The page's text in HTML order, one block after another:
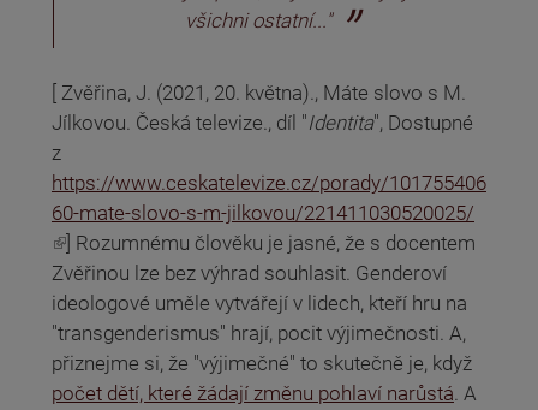
všichni ostatní..."
[ Zvěřina, J. (2021, 20. května)., Máte slovo s M.
Jílkovou. Česká televize., díl "Identita", Dostupné
z
https://www.ceskatelevize.cz/porady/101755406
60-mate-slovo-s-m-jilkovou/221411030520025/
(odkaz je externí)
] Rozumnému člověku je jasné, že s docentem
Zvěřinou lze bez výhrad souhlasit. Genderoví
ideologové uměle vytvářejí v lidech, kteří hru na
"transgenderismus" hrají, pocit výjimečnosti. A,
přiznejme si, že "výjimečné" to skutečně je, když
počet dětí, které žádají změnu pohlaví narůstá. A